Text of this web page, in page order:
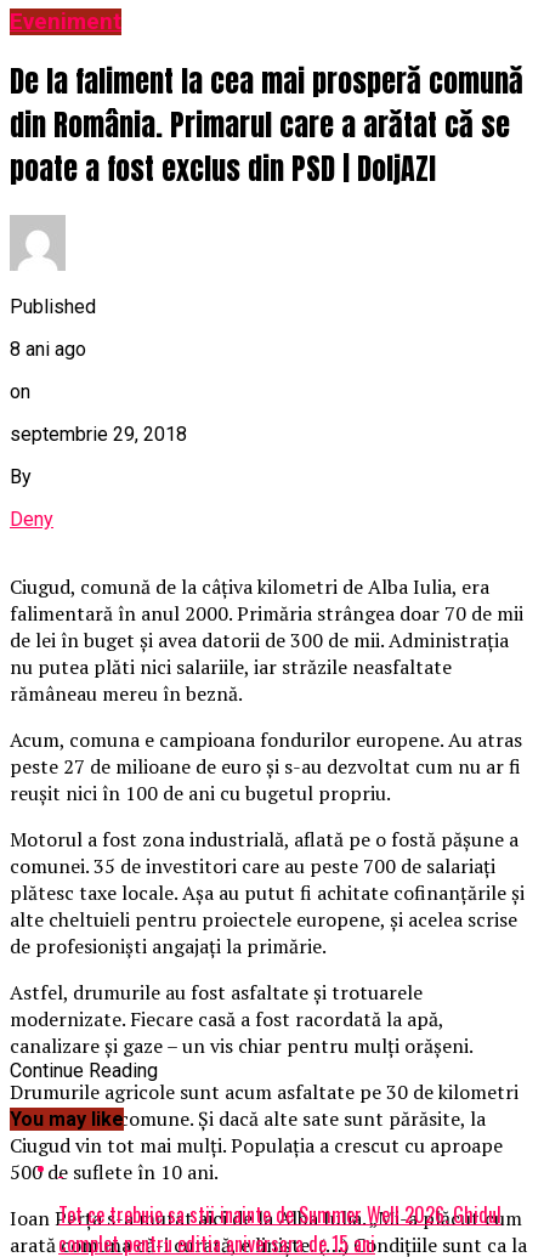
Eveniment
De la faliment la cea mai prosperă comună
din România. Primarul care a arătat că se
poate a fost exclus din PSD | DoljAZI
Published
8 ani ago
on
septembrie 29, 2018
By
Deny
Ciugud, comună de la câţiva kilometri de Alba Iulia, era
falimentară în anul 2000. Primăria strângea doar 70 de mii
de lei în buget şi avea datorii de 300 de mii. Administraţia
nu putea plăti nici salariile, iar străzile neasfaltate
rămâneau mereu în beznă.
Acum, comuna e campioana fondurilor europene. Au atras
peste 27 de milioane de euro şi s-au dezvoltat cum nu ar fi
reuşit nici în 100 de ani cu bugetul propriu.
Motorul a fost zona industrială, aflată pe o fostă păşune a
comunei.35 de investitori care au peste 700 de salariaţi
plătesc taxe locale. Aşa au putut fi achitate cofinanţările şi
alte cheltuieli pentru proiectele europene, şi acelea scrise
de profesionişti angajaţi la primărie.
Astfel, drumurile au fost asfaltate şi trotuarele
modernizate. Fiecare casă a fost racordată la apă,
canalizare şi gaze – un vis chiar pentru mulţi orăşeni.
Drumurile agricole sunt acum asfaltate pe 30 de kilometri
care leagă 3 comune. Şi dacă alte sate sunt părăsite, la
Ciugud vin tot mai mulţi. Populaţia a crescut cu aproape
500 de suflete în 10 ani.
Ioan Perţa s-a mutat aici de la Alba Iulia. „Mi-a plăcut cum
arată comuna că-i curată, e linişte. (…) Condiţiile sunt ca la
Continue Reading
You may like
Tot ce trebuie sa stii inainte de Summer Well 2026. Ghidul
complet pentru editia aniversara de 15 ani